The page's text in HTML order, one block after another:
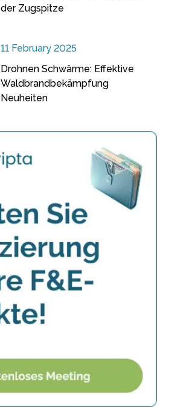
der Zugspitze
11 February 2025
Drohnen Schwärme: Effektive
Waldbrandbekämpfung
Neuheiten